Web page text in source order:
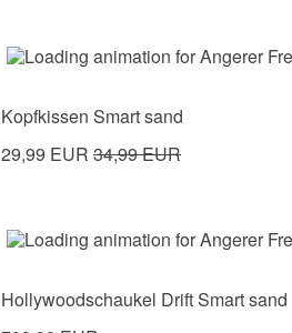
Kopfkissen Smart sand
29,99 EUR 34,99 EUR
Hollywoodschaukel Drift Smart sand